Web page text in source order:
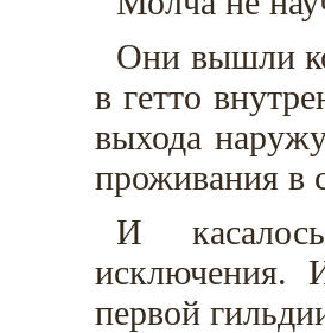
Они вышли
в гетто
выхода
проживания в
И
исключения.
первой